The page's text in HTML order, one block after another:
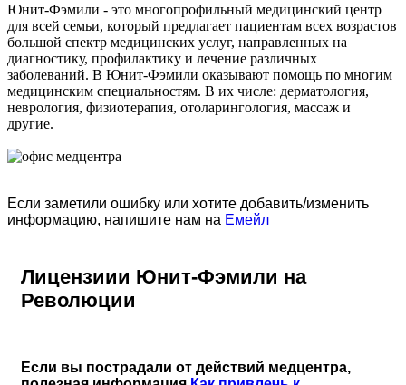
Юнит-Фэмили - это многопрофильный медицинский центр
для всей семьи, который предлагает пациентам всех возрастов
большой спектр медицинских услуг, направленных на
диагностику, профилактику и лечение различных
заболеваний. В Юнит-Фэмили оказывают помощь по многим
медицинским специальностям. В их числе: дерматология,
неврология, физиотерапия, отоларингология, массаж и
другие.
Если заметили ошибку или хотите добавить/изменить
информацию, напишите нам на Емейл
Лицензиии Юнит-Фэмили на
Революции
Если вы пострадали от действий медцентра,